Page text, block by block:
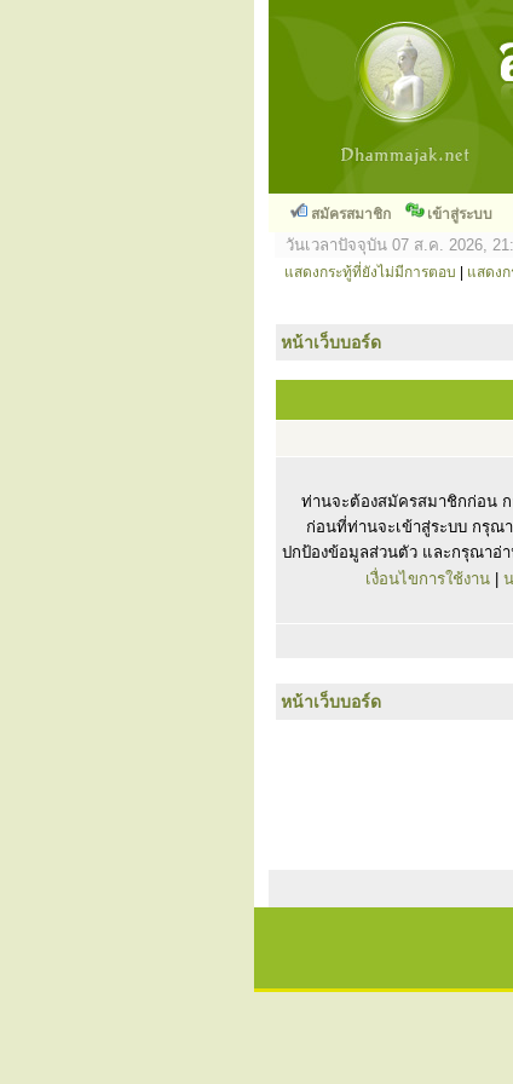
สมัครสมาชิก เข้าสู่ระบบ
วันเวลาปัจจุบัน 07 ส.ค. 2026,
แสดงกระทู้ที่ยังไม่มีการตอบ แสดง
หน้าเว็บบอร์ด
ท่านจะต้องสมัครสมาชิกก่อน ก
ก่อนที่ท่านจะเข้าสู่ระบบ กรุณา
ปกป้องข้อมูลส่วนตัว และกรุณาอ่
เงื่อนไขการใช้งาน
หน้าเว็บบอร์ด